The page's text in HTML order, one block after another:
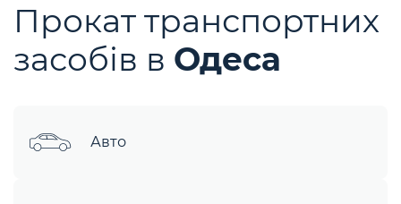
Прокат транспортних
засобів в Одеса
Авто